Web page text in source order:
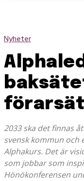
Nyheter
2033 ska det finnas
svensk kommun och
Alphakurs. Det är
som jobbar som
Hönökonferensen